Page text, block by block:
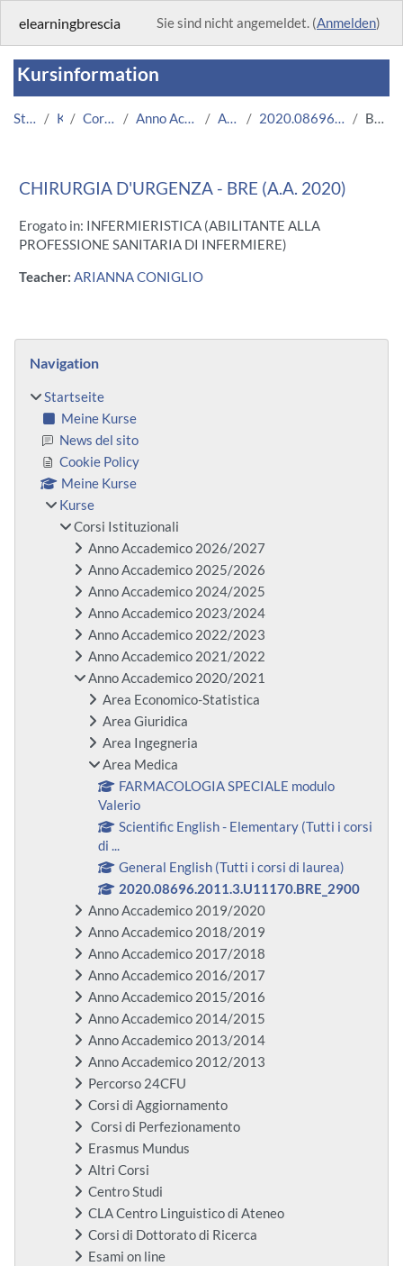
elearningbrescia Sie sind nicht angemeldet. (Anmelden)
Kursinformation
Startseite Kurse Corsi Istituzionali Anno Accademico 2020/2021 Area Medica 2020.08696.2011.3.U11170.BRE_2900 Beschreibung
CHIRURGIA D'URGENZA - BRE (A.A. 2020)
Erogato in: INFERMIERISTICA (ABILITANTE ALLA
PROFESSIONE SANITARIA DI INFERMIERE)
Teacher: ARIANNA CONIGLIO
Blöcke
Navigation
Startseite
Meine Kurse
News del sito
Cookie Policy
Meine Kurse
Kurse
Corsi Istituzionali
Anno Accademico 2026/2027
Anno Accademico 2025/2026
Anno Accademico 2024/2025
Anno Accademico 2023/2024
Anno Accademico 2022/2023
Anno Accademico 2021/2022
Anno Accademico 2020/2021
Area Economico-Statistica
Area Giuridica
Area Ingegneria
Area Medica
FARMACOLOGIA SPECIALE modulo
Valerio
Scientific English - Elementary (Tutti i corsi
di ...
General English (Tutti i corsi di laurea)
2020.08696.2011.3.U11170.BRE_2900
Anno Accademico 2019/2020
Anno Accademico 2018/2019
Anno Accademico 2017/2018
Anno Accademico 2016/2017
Anno Accademico 2015/2016
Anno Accademico 2014/2015
Anno Accademico 2013/2014
Anno Accademico 2012/2013
Percorso 24CFU
Corsi di Aggiornamento
Corsi di Perfezionamento
Erasmus Mundus
Altri Corsi
Centro Studi
CLA Centro Linguistico di Ateneo
Corsi di Dottorato di Ricerca
Esami on line